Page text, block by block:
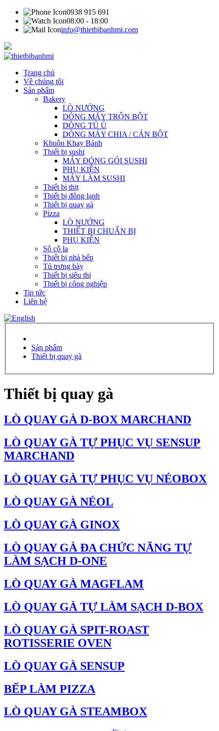
0938 915 691
08:00 - 18:00
info@thietbibanhmi.com
Trang chủ
Về chúng tôi
Sản phẩm
Bakery
LÒ NƯỚNG
DÒNG MÁY TRỘN BỘT
DÒNG TỦ Ủ
DÒNG MÁY CHIA / CÁN BỘT
Khuôn Khay Bánh
Thiết bị sushi
MÁY ĐÓNG GÓI SUSHI
PHỤ KIỆN
MÁY LÀM SUSHI
Thiết bị thịt
Thiết bị đông lạnh
Thiết bị quay gà
Pizza
LÒ NƯỚNG
THIẾT BỊ CHUẨN BỊ
PHỤ KIỆN
Sô cô la
Thiết bị nhà bếp
Tủ trưng bày
Thiết bị siêu thị
Thiết bị công nghiệp
Tin tức
Liên hệ
Sản phẩm
Thiết bị quay gà
Thiết bị quay gà
LÒ QUAY GÀ D-BOX MARCHAND
LÒ QUAY GÀ TỰ PHỤC VỤ SENSUP
MARCHAND
LÒ QUAY GÀ TỰ PHỤC VỤ NÉOBOX
LÒ QUAY GÀ NÉOL
LÒ QUAY GÀ GINOX
LÒ QUAY GÀ ĐA CHỨC NĂNG TỰ
LÀM SẠCH D-ONE
LÒ QUAY GÀ MAGFLAM
LÒ QUAY GÀ TỰ LÀM SẠCH D-BOX
LÒ QUAY GÀ SPIT-ROAST
ROTISSERIE OVEN
LÒ QUAY GÀ SENSUP
BẾP LÀM PIZZA
LÒ QUAY GÀ STEAMBOX